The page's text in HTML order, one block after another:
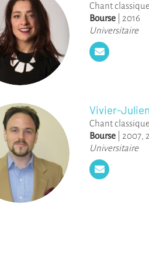
Chant classique
Bourse
2016
Universitaire
Vivier-
Chant classique
Bourse
2007
Universitaire